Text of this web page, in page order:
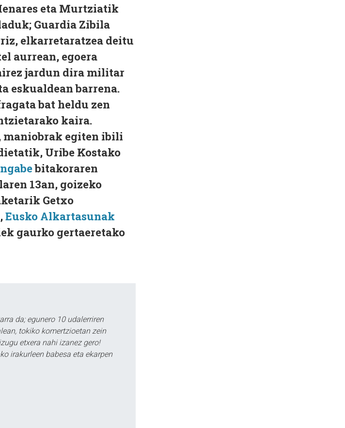
eta Murtziatik
Guardia Zibila
elkarretaratzea deitu
aurrean, egoera
jardun dira militar
eskualdean barrena.
bat heldu zen
kaira.
maniobrak egiten ibili
Uribe Kostako
bitakoraren
13an, goizeko
Getxo
Eusko Alkartasunak
gaurko gertaeretako
da; egunero 10 udalerriren
tokiko komertzioetan zein
etxera nahi izanez gero!
irakurleen babesa eta ekarpen